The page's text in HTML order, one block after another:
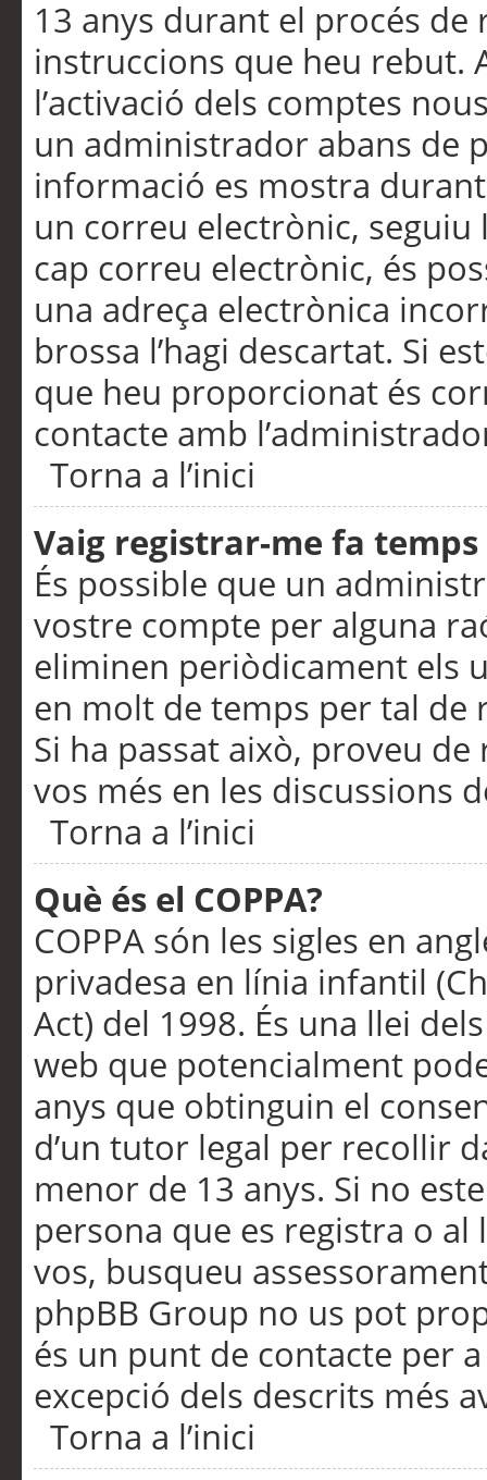
13 anys durant el procés de
instruccions que heu rebut.
l’activació dels comptes
un administrador abans de
informació es mostra
un correu electrònic,
cap correu electrònic, és
una adreça electrònica
brossa l’hagi descartat. Si
que heu proporcionat és
contacte amb
Torna a l’inici
Vaig registrar-me fa
És possible que un
vostre compte per alguna
eliminen periòdicament els
en molt de temps per tal de
Si ha passat això, proveu
vos més en les discussions
Torna a l’inici
Què és el COPPA?
COPPA són les sigles en
privadesa en línia infantil
Act) del 1998. És una llei
web que potencialment
anys que obtinguin el
d’un tutor legal per recollir
menor de 13 anys. Si no
persona que es registra o
vos, busqueu
phpBB Group no us pot
és un punt de contacte per
excepció dels descrits més
Torna a l’inici